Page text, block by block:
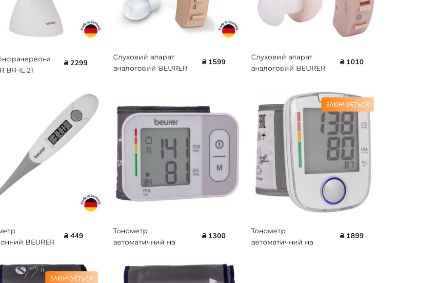
BR-IL 21
₴ 2299
Слуховий апарат
аналоговий BEURER
₴ 1599
Слуховий апарат
аналоговий BEURER
₴ 1010
BEURER
₴ 449
Тонометр
автоматичний на
₴ 1300
ЗАКІНЧУЄТЬСЯ
Тонометр
автоматичний на
₴ 1899
ЗАКІНЧУЄТЬСЯ